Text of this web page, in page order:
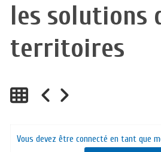
les solutions
territoires
Vous devez être connecté en tant que